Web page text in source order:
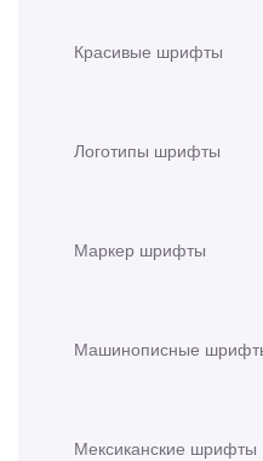
Красивые шрифты
Логотипы шрифты
Маркер шрифты
Машинописные
Мексиканские шрифты